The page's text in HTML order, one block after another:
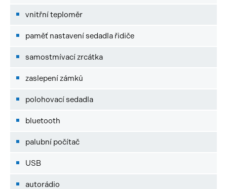
vnitřní teploměr
paměť nastavení sedadla řidiče
samostmívací zrcátka
zaslepení zámků
polohovací sedadla
bluetooth
palubní počítač
USB
autorádio